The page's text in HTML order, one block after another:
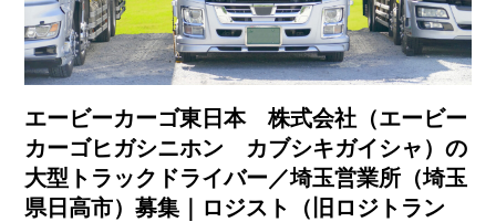
エービーカーゴ東日本 株式会社（エービー
カーゴヒガシニホン カブシキガイシャ）の
大型トラックドライバー／埼玉営業所（埼玉
県日高市）募集｜ロジスト（旧ロジトラン